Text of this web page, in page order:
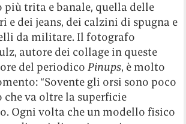
trita e banale, quella delle
e dei jeans, dei calzini di spugna e
da militare. Il fotografo
autore dei collage in queste
del periodicoPinups, è molto
“Sovente gli orsi sono poco
che va oltre la superficie
Ogni volta che un modello fisico